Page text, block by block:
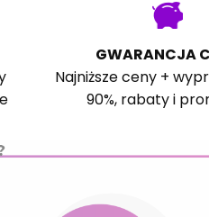
GWARANCJA
Najniższe ceny +
90%, rabaty i